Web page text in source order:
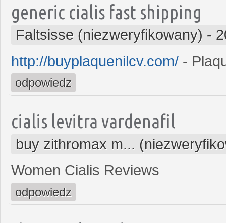
generic cialis fast shipping
Faltsisse (niezweryfikowany) -
http://buyplaquenilcv.com/ -
odpowiedz
cialis levitra vardenafil
buy zithromax m...
Women Cialis Reviews
odpowiedz